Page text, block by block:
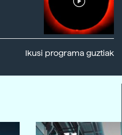
Ikusi programa guztiak